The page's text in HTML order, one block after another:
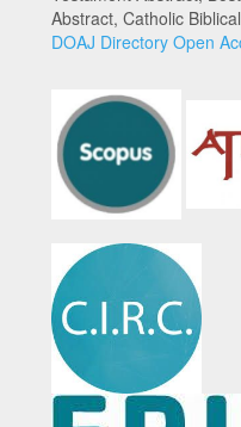
Abstract, Catholic
DOAJ Directory Open